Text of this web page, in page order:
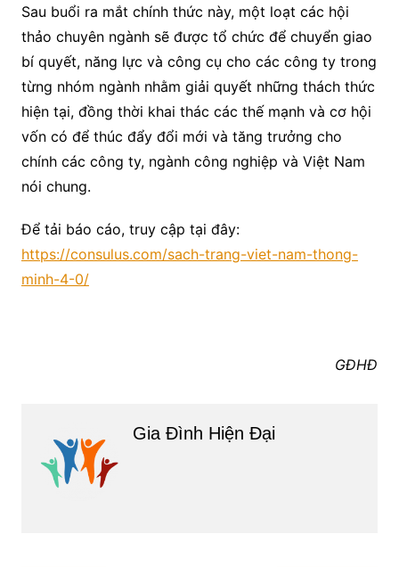
Sau buổi ra mắt chính thức này, một loạt các hội
thảo chuyên ngành sẽ được tổ chức để chuyển giao
bí quyết, năng lực và công cụ cho các công ty trong
từng nhóm ngành nhằm giải quyết những thách thức
hiện tại, đồng thời khai thác các thế mạnh và cơ hội
vốn có để thúc đẩy đổi mới và tăng trưởng cho
chính các công ty, ngành công nghiệp và Việt Nam
nói chung.
Để tải báo cáo, truy cập tại đây:
https://consulus.com/sach-trang-viet-nam-thong-
minh-4-0/
GĐHĐ
Gia Đình Hiện Đại